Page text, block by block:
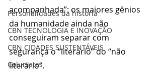
Personalidades da história
CBN TECNOLOGIA E INOVAÇÃO
CBN CIDADES SUSTENTÁVEIS
Colunistas
acompanhada”: os maiores gênios
da humanidade ainda não
conseguiram separar com
segurança o “literário” do “não
literário”.